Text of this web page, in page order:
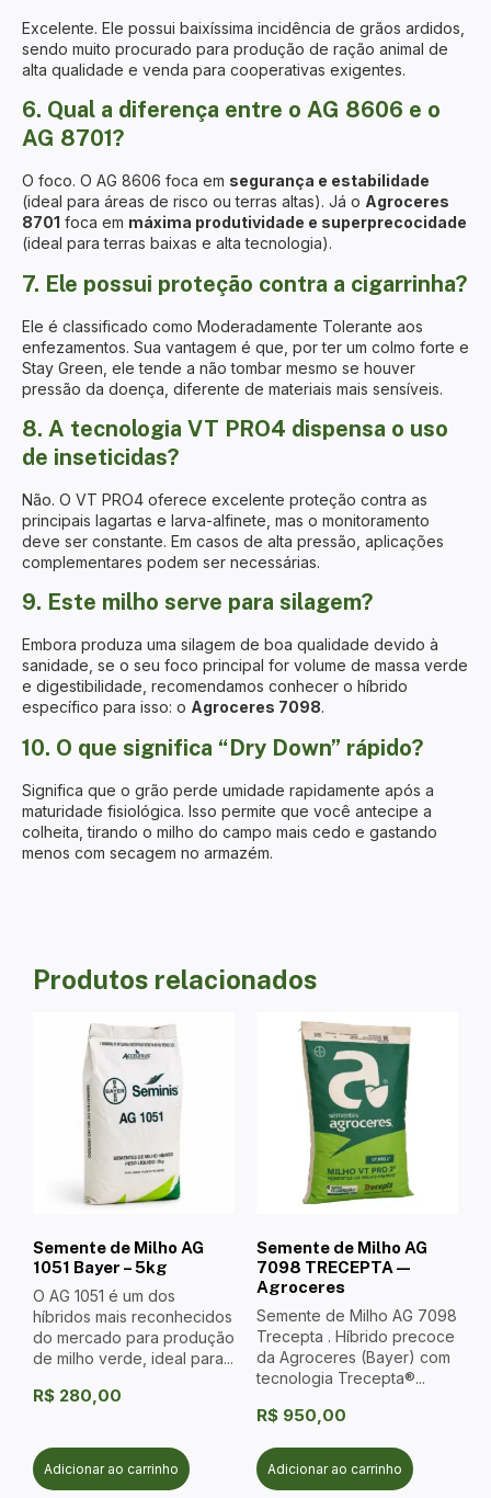
Excelente. Ele possui baixíssima incidência de grãos ardidos,
sendo muito procurado para produção de ração animal de
alta qualidade e venda para cooperativas exigentes.
6. Qual a diferença entre o AG 8606 e o
AG 8701?
O foco. O AG 8606 foca em segurança e estabilidade
(ideal para áreas de risco ou terras altas). Já o Agroceres
8701 foca em máxima produtividade e superprecocidade
(ideal para terras baixas e alta tecnologia).
7. Ele possui proteção contra a cigarrinha?
Ele é classificado como Moderadamente Tolerante aos
enfezamentos. Sua vantagem é que, por ter um colmo forte e
Stay Green, ele tende a não tombar mesmo se houver
pressão da doença, diferente de materiais mais sensíveis.
8. A tecnologia VT PRO4 dispensa o uso
de inseticidas?
Não. O VT PRO4 oferece excelente proteção contra as
principais lagartas e larva-alfinete, mas o monitoramento
deve ser constante. Em casos de alta pressão, aplicações
complementares podem ser necessárias.
9. Este milho serve para silagem?
Embora produza uma silagem de boa qualidade devido à
sanidade, se o seu foco principal for volume de massa verde
e digestibilidade, recomendamos conhecer o híbrido
específico para isso: o Agroceres 7098.
10. O que significa “Dry Down” rápido?
Significa que o grão perde umidade rapidamente após a
maturidade fisiológica. Isso permite que você antecipe a
colheita, tirando o milho do campo mais cedo e gastando
menos com secagem no armazém.
Produtos relacionados
Semente de Milho AG
1051 Bayer – 5kg
O AG 1051 é um dos
híbridos mais reconhecidos
do mercado para produção
de milho verde, ideal para...
R$ 280,00
Adicionar ao carrinho
Semente de Milho AG
7098 TRECEPTA —
Agroceres
Semente de Milho AG 7098
Trecepta . Híbrido precoce
da Agroceres (Bayer) com
tecnologia Trecepta®...
R$ 950,00
Adicionar ao carrinho